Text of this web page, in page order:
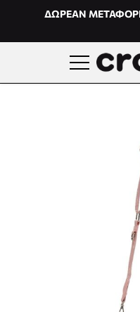
Μετάβαση στο
ΔΩΡΕΑΝ